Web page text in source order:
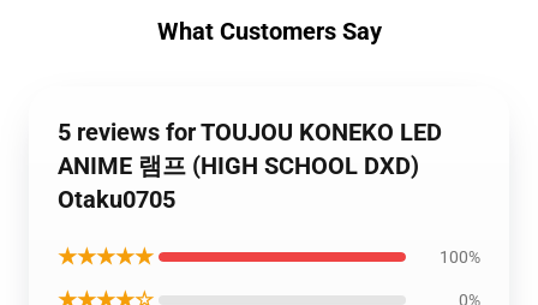
What Customers Say
5 reviews for TOUJOU KONEKO LED
ANIME 램프 (HIGH SCHOOL DXD)
Otaku0705
★★★★★ 100%
★★★★☆ 0%